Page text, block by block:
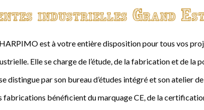
industrielles Grand
est à votre entière disposition pour tous vos
Elle se charge de l’étude, de la fabrication et de
distingue par son bureau d’études intégré et son
fabrications bénéficient du marquage CE, de la